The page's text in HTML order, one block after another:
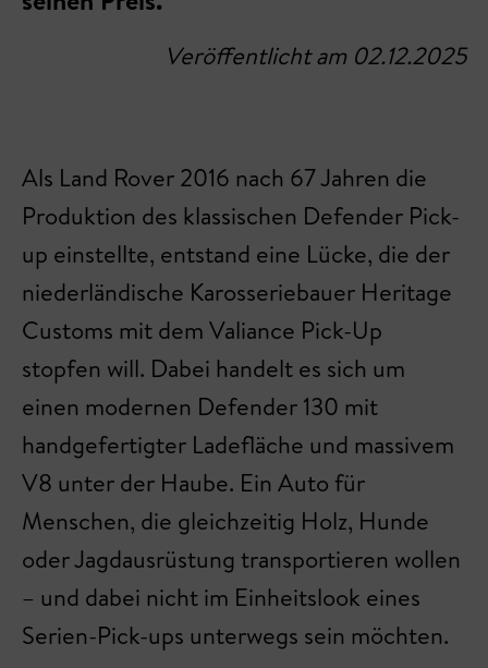
Veröffentlicht am 02.12.2025
Als Land Rover 2016 nach 67 Jahren die
Produktion des klassischen Defender Pick-
up einstellte, entstand eine Lücke, die der
niederländische Karosseriebauer Heritage
Customs mit dem Valiance Pick-Up
stopfen will. Dabei handelt es sich um
einen modernen Defender 130 mit
handgefertigter Ladefläche und massivem
V8 unter der Haube. Ein Auto für
Menschen, die gleichzeitig Holz, Hunde
oder Jagdausrüstung transportieren wollen
– und dabei nicht im Einheitslook eines
Serien-Pick-ups unterwegs sein möchten.